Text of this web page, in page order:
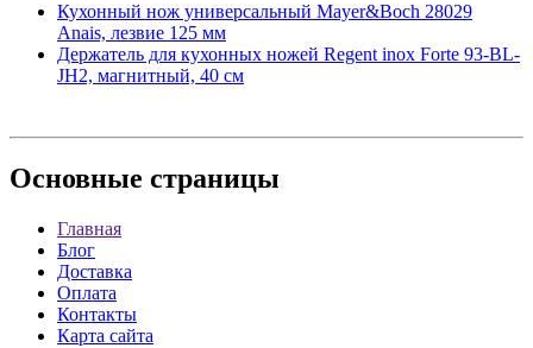
Кухонный нож универсальный Mayer&Boch 28029
Anais, лезвие 125 мм
Держатель для кухонных ножей Regent inox Forte 93-BL-
JH2, магнитный, 40 см
Основные страницы
Главная
Блог
Доставка
Оплата
Контакты
Карта сайта